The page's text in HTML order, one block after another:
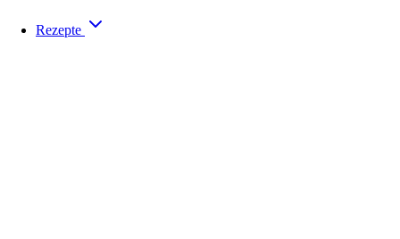
Rezepte